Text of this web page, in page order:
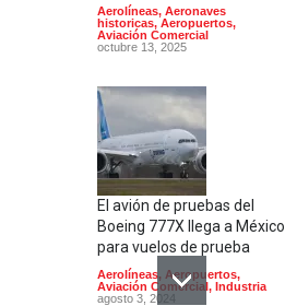
Aerolíneas, Aeronaves
historicas, Aeropuertos,
Aviación Comercial
octubre 13, 2025
El avión de pruebas del
Boeing 777X llega a México
para vuelos de prueba
Aerolíneas, Aeropuertos,
Aviación Comercial, Industria
agosto 3, 2024